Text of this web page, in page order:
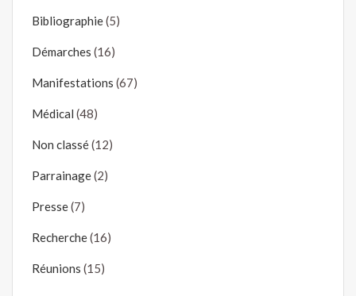
Bibliographie(5)
Démarches (16)
Manifestations (67)
Médical (48)
Non classé(12)
Parrainage(2)
Presse(7)
Recherche(16)
Réunions (15)